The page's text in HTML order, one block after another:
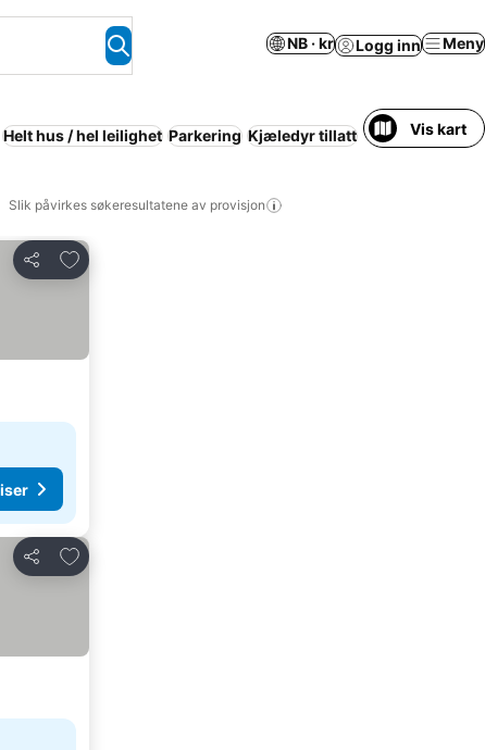
NB · kr Logg inn Meny
Helt hus / hel leilighet Parkering Kjæledyr tillatt Barnefamilier
Vis kart
Slik påvirkes søkeresultatene av provisjon
Del
Legg til i favoritter
Del
Legg til i favoritter